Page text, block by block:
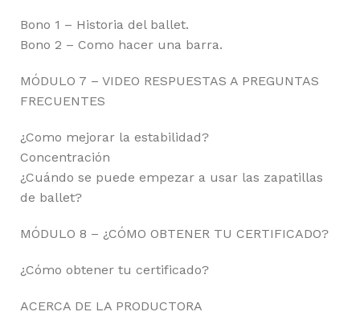
Bono 1 – Historia del ballet.
Bono 2 – Como hacer una barra.
MÓDULO 7 – VIDEO RESPUESTAS A PREGUNTAS
FRECUENTES
¿Como mejorar la estabilidad?
Concentración
¿Cuándo se puede empezar a usar las zapatillas
de ballet?
MÓDULO 8 – ¿CÓMO OBTENER TU CERTIFICADO?
¿Cómo obtener tu certificado?
ACERCA DE LA PRODUCTORA